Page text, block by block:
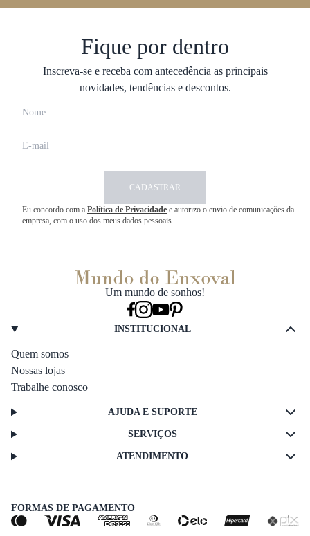
Fique por dentro
Inscreva-se e receba com antecedência as principais
novidades, tendências e descontos.
CADASTRAR
Eu concordo com a Política de Privacidade e autorizo o envio de comunicações da
empresa, com o uso dos meus dados pessoais.
Um mundo de sonhos!
INSTITUCIONAL
Quem somos
Nossas lojas
Trabalhe conosco
AJUDA E SUPORTE
SERVIÇOS
ATENDIMENTO
FORMAS DE PAGAMENTO